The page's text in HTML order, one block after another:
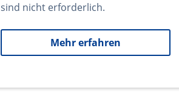
sind nicht erforderlich.
Mehr erfahren